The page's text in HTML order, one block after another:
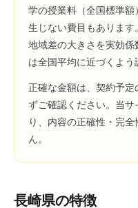
学の授業料（全国標準
生じない費目もありま
地域差の大きさを実効
は全国平均に近づくよう
正確な金額は、契約予
ずご確認ください。当
り、内容の正確性・完
ん。
長崎県の特徴